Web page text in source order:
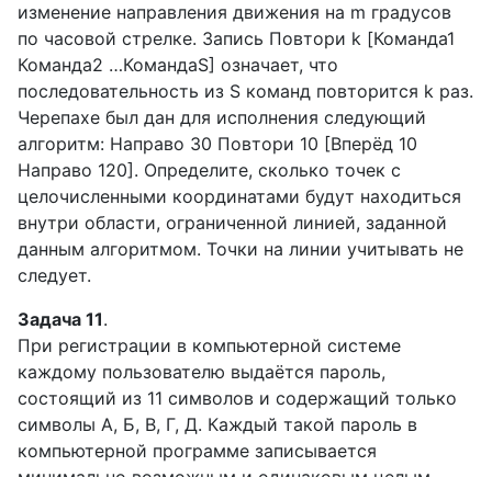
изменение направления движения на m градусов
по часовой стрелке. Запись Повтори k [Команда1
Команда2 …КомандаS] означает, что
последовательность из S команд повторится k раз.
Черепахе был дан для исполнения следующий
алгоритм: Направо 30 Повтори 10 [Вперёд 10
Направо 120]. Определите, сколько точек с
целочисленными координатами будут находиться
внутри области, ограниченной линией, заданной
данным алгоритмом. Точки на линии учитывать не
следует.
Задача 11.
При регистрации в компьютерной системе
каждому пользователю выдаётся пароль,
состоящий из 11 символов и содержащий только
символы А, Б, В, Г, Д. Каждый такой пароль в
компьютерной программе записывается